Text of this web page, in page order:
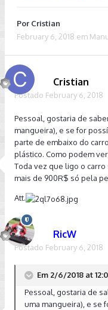
Por Cristian
February 6, 2018 em
Cristian
Postado February 6, 2018
Pessoal, gostaria de
mangueira), e se for
parte de embaixo do
plástico. Como podem
Toda vez que ligo o
mais de 900R$ só pela
Att.
RicW
Postado February 6, 2018
Em 2/6/2018 at
Pessoal, gostaria de
uma mangueira), e se